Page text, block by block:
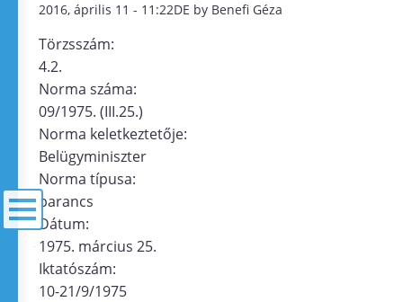
2016, április 11 - 11:22DE by Benefi Géza
Törzsszám:
4.2.
Norma száma:
09/1975. (III.25.)
Norma keletkeztetője:
Belügyminiszter
Norma típusa:
parancs
Dátum:
1975. március 25.
Iktatószám:
10-21/9/1975